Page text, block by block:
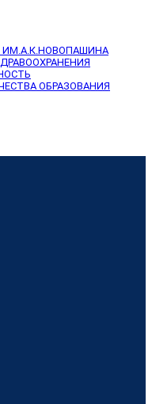
ИМ.А.К.НОВОПАШИНА
ОБРАЗОВАНИЯ